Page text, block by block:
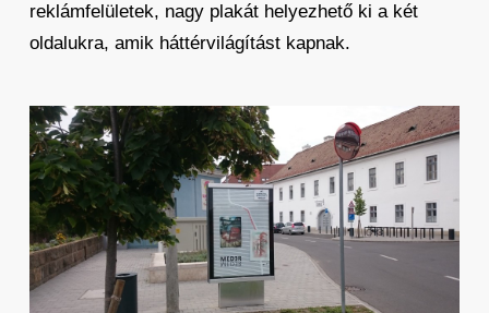
reklámfelületek, nagy plakát helyezhető ki a két
oldalukra, amik háttérvilágítást kapnak.